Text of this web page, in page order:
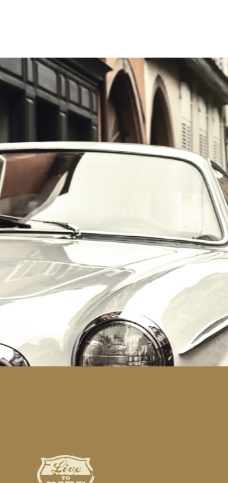
הרכב הוא האהבה הראשונה שלך?
במקום לקבל שטויות במייל, הירשם ותתחיל לקבל מאיתנו